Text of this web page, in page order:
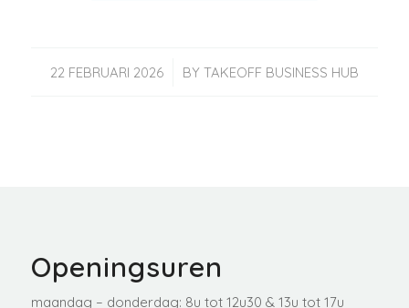
22 FEBRUARI 2026
/ BY TAKEOFF BUSINESS HUB
Openingsuren
maandag – donderdag: 8u tot 12u30 & 13u tot 17u